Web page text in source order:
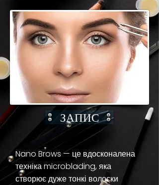
Nano Brows — це вдосконалена
техніка microblading, яка
створює дуже тонкі волоски
ЗАПИС